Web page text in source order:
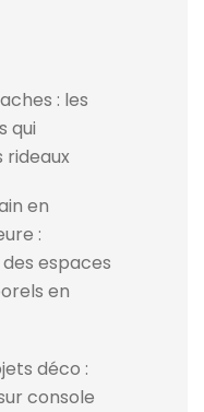
: les
qui
en
:
espaces
en
déco :
console